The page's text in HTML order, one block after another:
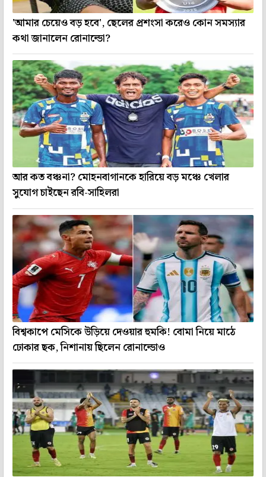
'আমার চেয়েও বড় হবে', ছেলের প্রশংসা করেও কোন সমস্যার
কথা জানালেন রোনাল্ডো?
আর কত বঞ্চনা? মোহনবাগানকে হারিয়ে বড় মঞ্চে খেলার
সুযোগ চাইছেন রবি-সাহিলরা
বিশ্বকাপে মেসিকে উড়িয়ে দেওয়ার হুমকি! বোমা নিয়ে মাঠে
ঢোকার ছক, নিশানায় ছিলেন রোনাল্ডোও